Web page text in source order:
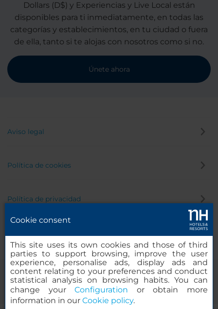
Dollars (D$) y Experiencias y Live Local están
disponibles para ti inmediatamente, en todas las
categorías y establecimientos, en tu ciudad o fuera
de ella, tanto si te alojas con nosotros como si no.
Únete ahora
Aviso legal
Política de cookies
Política de privacidad
Cookie consent
This site uses its own cookies and those of third
parties to support browsing, improve the user
experience, personalise ads, display ads and
content relating to your preferences and conduct
statistical analysis on browsing habits. You can
change yourConfiguration or obtain more
information in our Cookie policy.